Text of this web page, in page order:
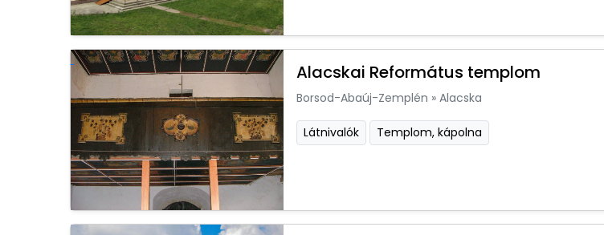
Alacskai Református templom
Borsod-Abaúj-Zemplén » Alacska
Látnivalók Templom, kápolna